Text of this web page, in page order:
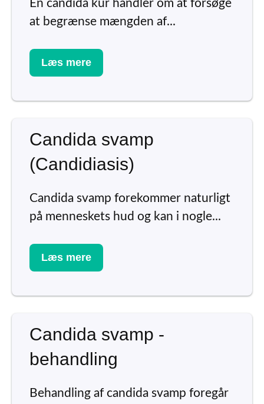
En candida kur handler om at forsøge
at begrænse mængden af...
Læs mere
Candida svamp
(Candidiasis)
Candida svamp forekommer naturligt
på menneskets hud og kan i nogle...
Læs mere
Candida svamp -
behandling
Behandling af candida svamp foregår